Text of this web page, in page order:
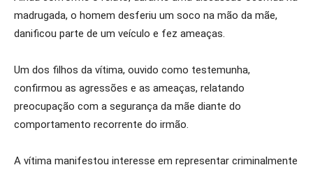
madrugada, o homem desferiu um soco na mão da mãe,
danificou parte de um veículo e fez ameaças.
Um dos filhos da vítima, ouvido como testemunha,
confirmou as agressões e as ameaças, relatando
preocupação com a segurança da mãe diante do
comportamento recorrente do irmão.
A vítima manifestou interesse em representar criminalmente